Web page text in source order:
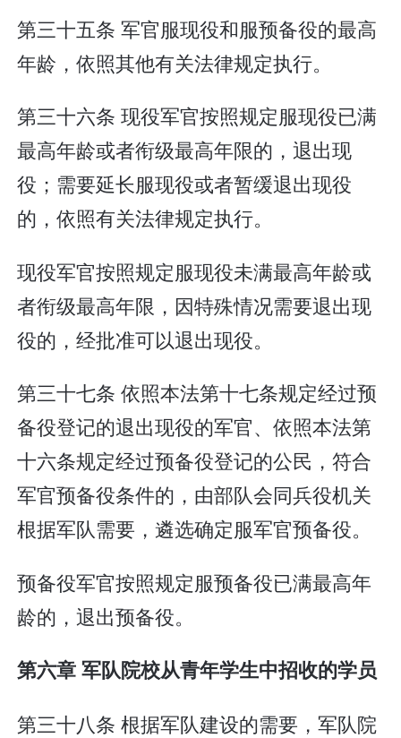
第三十五条 军官服现役和服预备役的最高
年龄，依照其他有关法律规定执行。
第三十六条 现役军官按照规定服现役已满
最高年龄或者衔级最高年限的，退出现
役；需要延长服现役或者暂缓退出现役
的，依照有关法律规定执行。
现役军官按照规定服现役未满最高年龄或
者衔级最高年限，因特殊情况需要退出现
役的，经批准可以退出现役。
第三十七条 依照本法第十七条规定经过预
备役登记的退出现役的军官、依照本法第
十六条规定经过预备役登记的公民，符合
军官预备役条件的，由部队会同兵役机关
根据军队需要，遴选确定服军官预备役。
预备役军官按照规定服预备役已满最高年
龄的，退出预备役。
第六章 军队院校从青年学生中招收的学员
第三十八条 根据军队建设的需要，军队院